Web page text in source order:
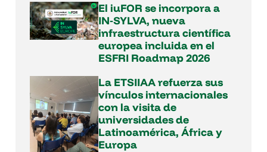
El iuFOR se incorpora a
IN‑SYLVA, nueva
infraestructura científica
europea incluida en el
ESFRI Roadmap 2026
La ETSIIAA refuerza sus
vínculos internacionales
con la visita de
universidades de
Latinoamérica, África y
Europa